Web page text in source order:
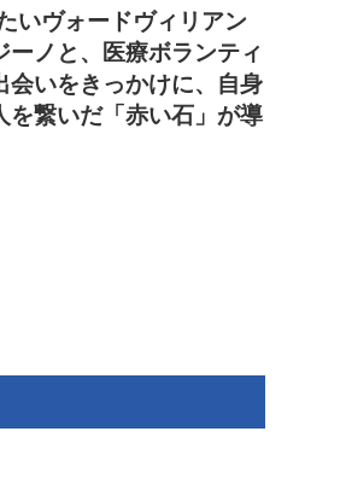
いヴォードヴィリアン
ノと、医療ボランティ
会いをきっかけに、自身
繋いだ「赤い石」が導